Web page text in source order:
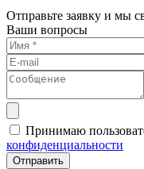
Отправьте заявку и мы
Ваши вопросы
Принимаю
конфиденциальности